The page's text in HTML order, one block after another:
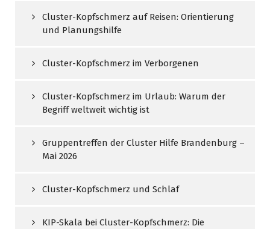
Cluster-Kopfschmerz auf Reisen: Orientierung
und Planungshilfe
Cluster-Kopfschmerz im Verborgenen
Cluster-Kopfschmerz im Urlaub: Warum der
Begriff weltweit wichtig ist
Gruppentreffen der Cluster Hilfe Brandenburg –
Mai 2026
Cluster-Kopfschmerz und Schlaf
KIP-Skala bei Cluster-Kopfschmerz: Die